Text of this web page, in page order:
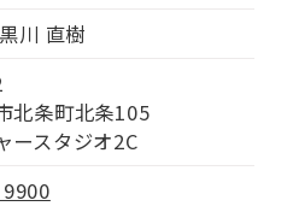
川 直樹
北条町北条105
ースタジオ2C